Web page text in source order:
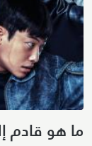
ما هو قادم